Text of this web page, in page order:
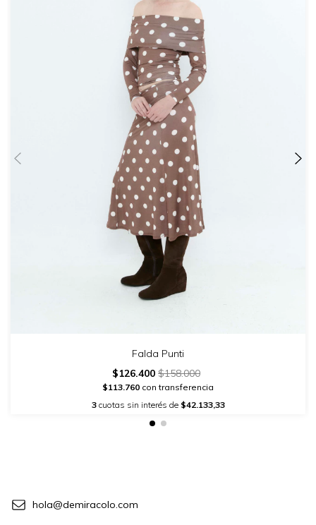
Falda Punti
$126.400 $158.000
$113.760 con transferencia
3cuotas sin interés de $42.133,33
hola@demiracolo.com